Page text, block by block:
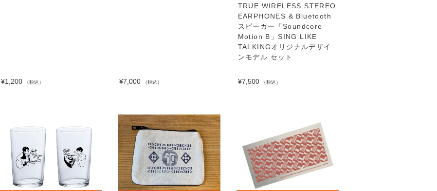
¥1,200 （税込） ¥7,000 （税込）
TRUE WIRELESS STEREO
EARPHONES & Bluetooth
スピーカー「Soundcore
Motion B」SING LIKE
TALKINGオリジナルデザイ
ンモデル セット
¥7,500 （税込）